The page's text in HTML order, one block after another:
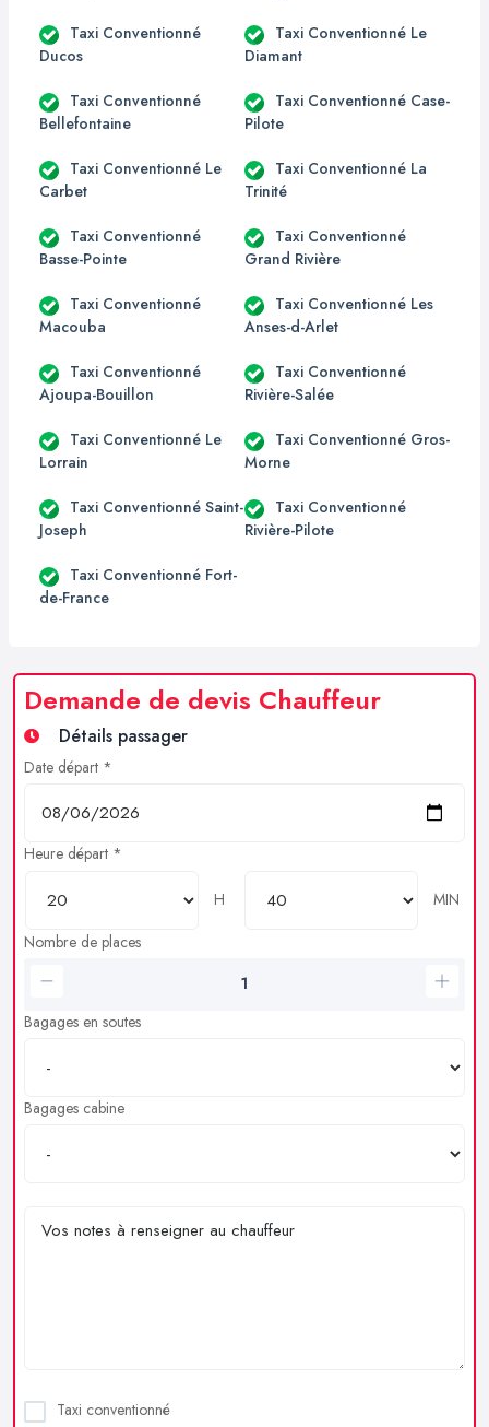
Taxi Conventionné
Ducos
Taxi Conventionné Le
Diamant
Taxi Conventionné
Bellefontaine
Taxi Conventionné Case-
Pilote
Taxi Conventionné Le
Carbet
Taxi Conventionné La
Trinité
Taxi Conventionné
Basse-Pointe
Taxi Conventionné
Grand Rivière
Taxi Conventionné
Macouba
Taxi Conventionné Les
Anses-d-Arlet
Taxi Conventionné
Ajoupa-Bouillon
Taxi Conventionné
Rivière-Salée
Taxi Conventionné Le
Lorrain
Taxi Conventionné Gros-
Morne
Taxi Conventionné Saint-
Joseph
Taxi Conventionné
Rivière-Pilote
Taxi Conventionné Fort-
de-France
Demande de devis Chauffeur
Détails passager
Date départ *
Heure départ *
H
MIN
Nombre de places
Bagages en soutes
Bagages cabine
Taxi conventionné